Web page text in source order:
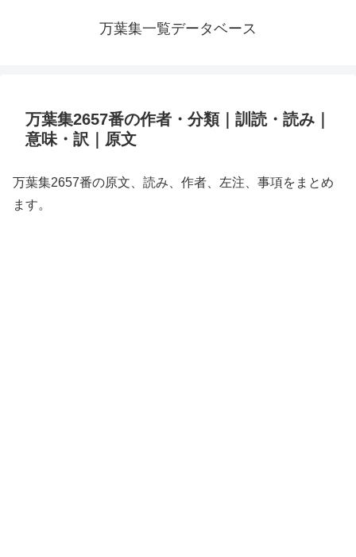
万葉集一覧データベース
万葉集2657番の作者・分類｜訓読・読み｜
意味・訳｜原文
万葉集2657番の原文、読み、作者、左注、事項をまとめ
ます。